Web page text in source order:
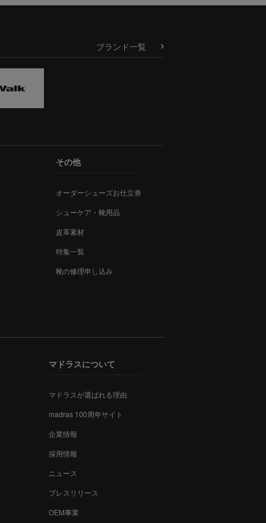
ブランド一覧
その他
オーダーシューズお仕立券
シューケア・靴用品
皮革素材
特集一覧
靴の修理申し込み
マドラスについて
マドラスが選ばれる理由
madras 100周年サイト
企業情報
採用情報
ニュース
プレスリリース
OEM事業